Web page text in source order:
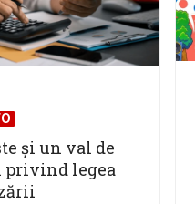
și un val de
legea